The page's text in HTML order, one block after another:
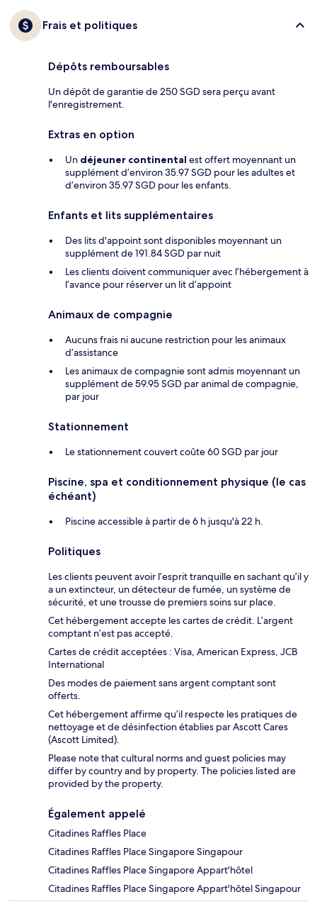
Frais et politiques
Dépôts remboursables
Un dépôt de garantie de 250 SGD sera perçu avant
l'enregistrement.
Extras en option
Un déjeuner continental est offert moyennant un
supplément d’environ 35.97 SGD pour les adultes et
d’environ 35.97 SGD pour les enfants.
Enfants et lits supplémentaires
Des lits d'appoint sont disponibles moyennant un
supplément de 191.84 SGD par nuit
Les clients doivent communiquer avec l’hébergement à
l’avance pour réserver un lit d’appoint
Animaux de compagnie
Aucuns frais ni aucune restriction pour les animaux
d’assistance
Les animaux de compagnie sont admis moyennant un
supplément de 59.95 SGD par animal de compagnie,
par jour
Stationnement
Le stationnement couvert coûte 60 SGD par jour
Piscine, spa et conditionnement physique (le cas
échéant)
Piscine accessible à partir de 6 h jusqu'à 22 h.
Politiques
Les clients peuvent avoir l’esprit tranquille en sachant qu’il y
a un extincteur, un détecteur de fumée, un système de
sécurité, et une trousse de premiers soins sur place.
Cet hébergement accepte les cartes de crédit. L’argent
comptant n’est pas accepté.
Cartes de crédit acceptées : Visa, American Express, JCB
International
Des modes de paiement sans argent comptant sont
offerts.
Cet hébergement affirme qu’il respecte les pratiques de
nettoyage et de désinfection établies par Ascott Cares
(Ascott Limited).
Please note that cultural norms and guest policies may
differ by country and by property. The policies listed are
provided by the property.
Également appelé
Citadines Raffles Place
Citadines Raffles Place Singapore Singapour
Citadines Raffles Place Singapore Appart'hôtel
Citadines Raffles Place Singapore Appart'hôtel Singapour